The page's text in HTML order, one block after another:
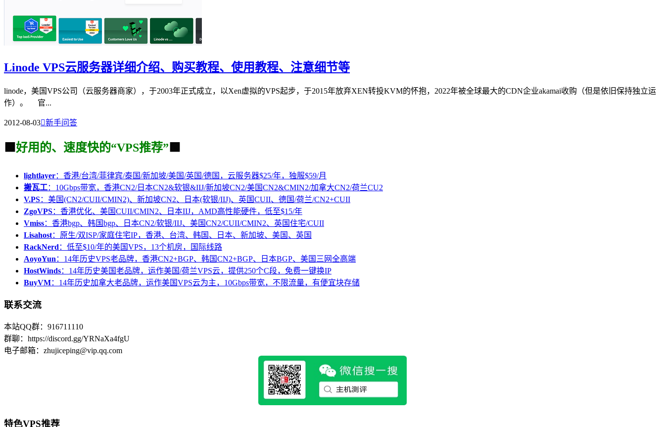
Linode VPS云服务器详细介绍、购买教程、使用教程、注意细节等
linode，美国VPS公司（云服务器商家），于2003年正式成立，以Xen虚拟的VPS起步，于2015年放弃XEN转投KVM的怀抱，2022年被全球最大的CDN企业akamai收购（但是依旧保持独立运
作）。 官...
2012-08-03新手问答
🟩 好用的、速度快的“VPS推荐” 🟩
lightlayer：香港/台湾/菲律宾/泰国/新加坡/美国/英国/德国，云服务器$25/年，独服$59/月
搬瓦工：10Gbps带宽，香港CN2/日本CN2&软银&IIJ/新加坡CN2/美国CN2&CMIN2/加拿大CN2/荷兰CU2
V.PS：美国(CN2/CUII/CMIN2)、新加坡CN2、日本(软银/IIJ)、英国CUII、德国/荷兰/CN2+CUII
ZgoVPS：香港优化、美国CUII/CMIN2、日本IIJ，AMD高性能硬件，低至$15/年
Vmiss：香港bgp、韩国bgp、日本CN2/软银/IIJ、美国CN2/CUII/CMIN2、英国住宅/CUII
Lisahost：原生/双ISP/家庭住宅IP，香港、台湾、韩国、日本、新加坡、美国、英国
RackNerd ：低至$10/年的美国VPS，13个机房，国际线路
AoyoYun ：14年历史VPS老品牌，香港CN2+BGP、韩国CN2+BGP、日本BGP、美国三网全高端
HostWinds：14年历史美国老品牌，运作美国/荷兰VPS云，提供250个C段，免费一键换IP
BuyVM：14年历史加拿大老品牌，运作美国VPS云为主，10Gbps带宽，不限流量，有便宜块存储
联系交流
本站QQ群：916711110
群聊：https://discord.gg/YRNaXa4fgU
电子邮箱：zhujiceping@vip.qq.com
特色VPS推荐